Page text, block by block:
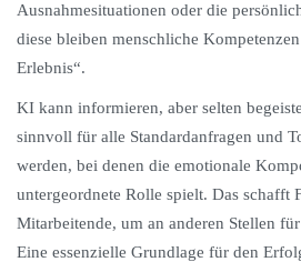
Ausnahmesituationen oder die
diese bleiben menschliche
Erlebnis“.
KI kann informieren, aber selten
sinnvoll für alle Standardanfragen und
werden, bei denen die emotionale
untergeordnete Rolle spielt. Das schafft
Mitarbeitende, um an anderen Stellen
Eine essenzielle Grundlage für den